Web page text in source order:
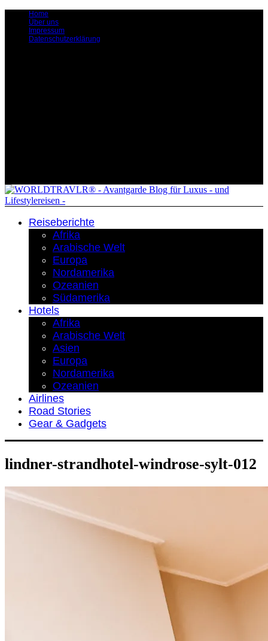
Home
Über uns
Impressum
Datenschutzerklärung
Reiseberichte
Afrika
Arabische Welt
Europa
Nordamerika
Ozeanien
Südamerika
Hotels
Afrika
Arabische Welt
Asien
Europa
Nordamerika
Ozeanien
Airlines
Road Stories
Gear & Gadgets
lindner-strandhotel-windrose-sylt-012